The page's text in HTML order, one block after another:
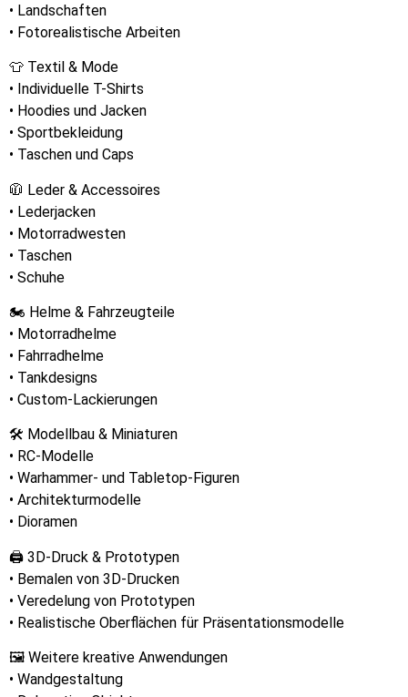
• Landschaften
• Fotorealistische Arbeiten
👕 Textil & Mode
• Individuelle T-Shirts
• Hoodies und Jacken
• Sportbekleidung
• Taschen und Caps
🧥 Leder & Accessoires
• Lederjacken
• Motorradwesten
• Taschen
• Schuhe
🏍 Helme & Fahrzeugteile
• Motorradhelme
• Fahrradhelme
• Tankdesigns
• Custom-Lackierungen
🛠 Modellbau & Miniaturen
• RC-Modelle
• Warhammer- und Tabletop-Figuren
• Architekturmodelle
• Dioramen
🖨 3D-Druck & Prototypen
• Bemalen von 3D-Drucken
• Veredelung von Prototypen
• Realistische Oberflächen für Präsentationsmodelle
🖼 Weitere kreative Anwendungen
• Wandgestaltung